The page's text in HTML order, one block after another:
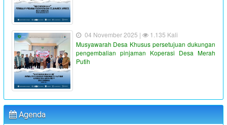
04 November 2025 |
1.135 Kali
Musyawarah Desa Khusus persetujuan dukungan
pengembalian pinjaman Koperasi Desa Merah
Putih
Agenda
"PENYALURAN BLT-DD TAHUN ANGGARAN 2023"
Waktu : 19 Juni 2023 16:36:38
Lokasi